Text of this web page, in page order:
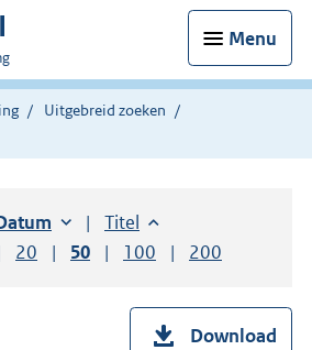
Menu
Uitgebreid zoeken
op:
oplopendSorteer op:
Titel oplopend
per pagina
Toon
20 resultaten per pagina
Toon
50 resultaten per pagina
Toon
100 resultaten per
Toon
200
Download